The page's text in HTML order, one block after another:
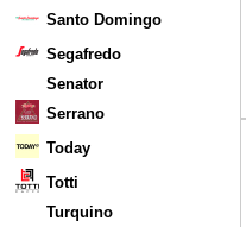
Santo Domingo
Segafredo
Senator
Serrano
Today
Totti
Turquino